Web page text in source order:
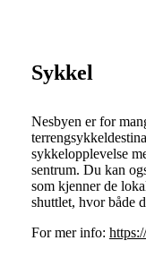
Sykkel
Nesbyen er for
sykkelopplevelse
sentrum. Du kan
som kjenner de
shuttlet, hvor både
For mer info: